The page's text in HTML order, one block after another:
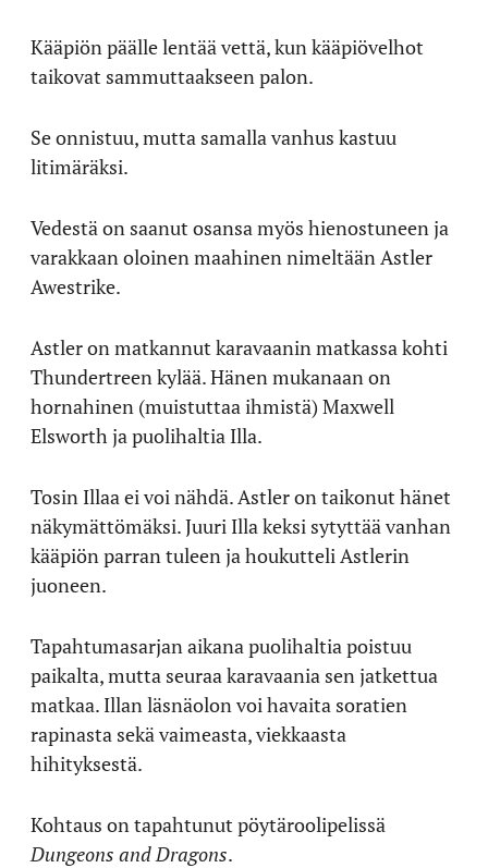
Kääpiön päälle lentää vettä, kun kääpiövelhot
taikovat sammuttaakseen palon.
Se onnistuu, mutta samalla vanhus kastuu
litimäräksi.
Vedestä on saanut osansa myös hienostuneen ja
varakkaan oloinen maahinen nimeltään Astler
Awestrike.
Astler on matkannut karavaanin matkassa kohti
Thundertreen kylää. Hänen mukanaan on
hornahinen (muistuttaa ihmistä) Maxwell
Elsworth ja puolihaltia Illa.
Tosin Illaa ei voi nähdä. Astler on taikonut hänet
näkymättömäksi. Juuri Illa keksi sytyttää vanhan
kääpiön parran tuleen ja houkutteli Astlerin
juoneen.
Tapahtumasarjan aikana puolihaltia poistuu
paikalta, mutta seuraa karavaania sen jatkettua
matkaa. Illan läsnäolon voi havaita soratien
rapinasta sekä vaimeasta, viekkaasta
hihityksestä.
Kohtaus on tapahtunut pöytäroolipelissä
Dungeons and Dragons.